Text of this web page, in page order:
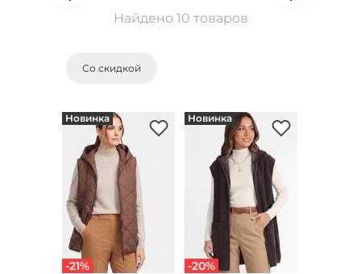
Найдено 10 товаров
Со скидкой
-21%
Новинка
-20%
Новинка